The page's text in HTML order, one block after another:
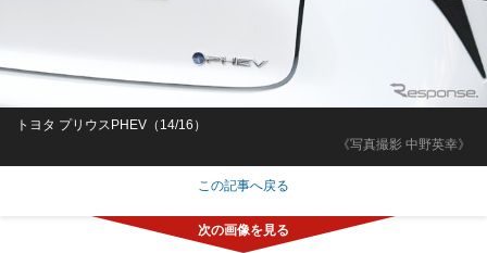
《写真撮影 中野英幸》
トヨタ プリウスPHEV（14/16）
この記事へ戻る